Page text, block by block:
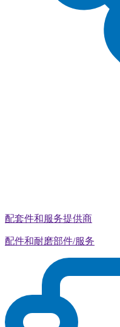
配套件和服务提供商
配件和耐磨部件/服务